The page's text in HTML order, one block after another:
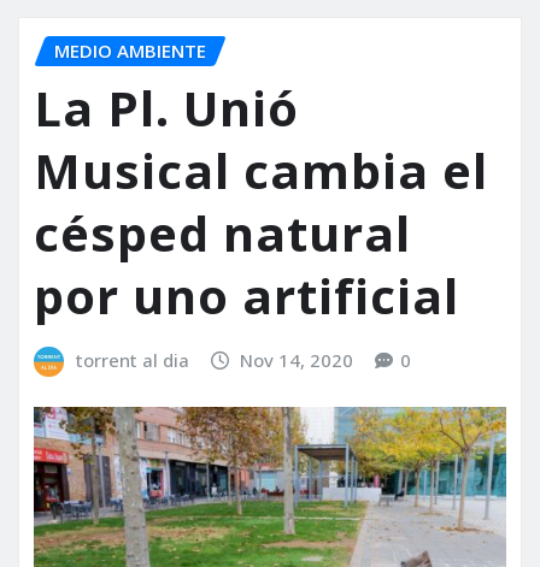
MEDIO AMBIENTE
La Pl. Unió
Musical cambia el
césped natural
por uno artificial
torrent al dia Nov 14, 2020 0